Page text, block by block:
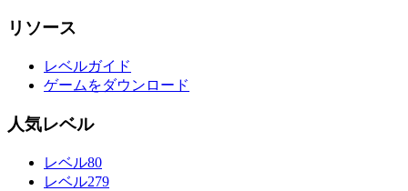
リソース
レベルガイド
ゲームをダウンロード
人気レベル
レベル80
レベル279